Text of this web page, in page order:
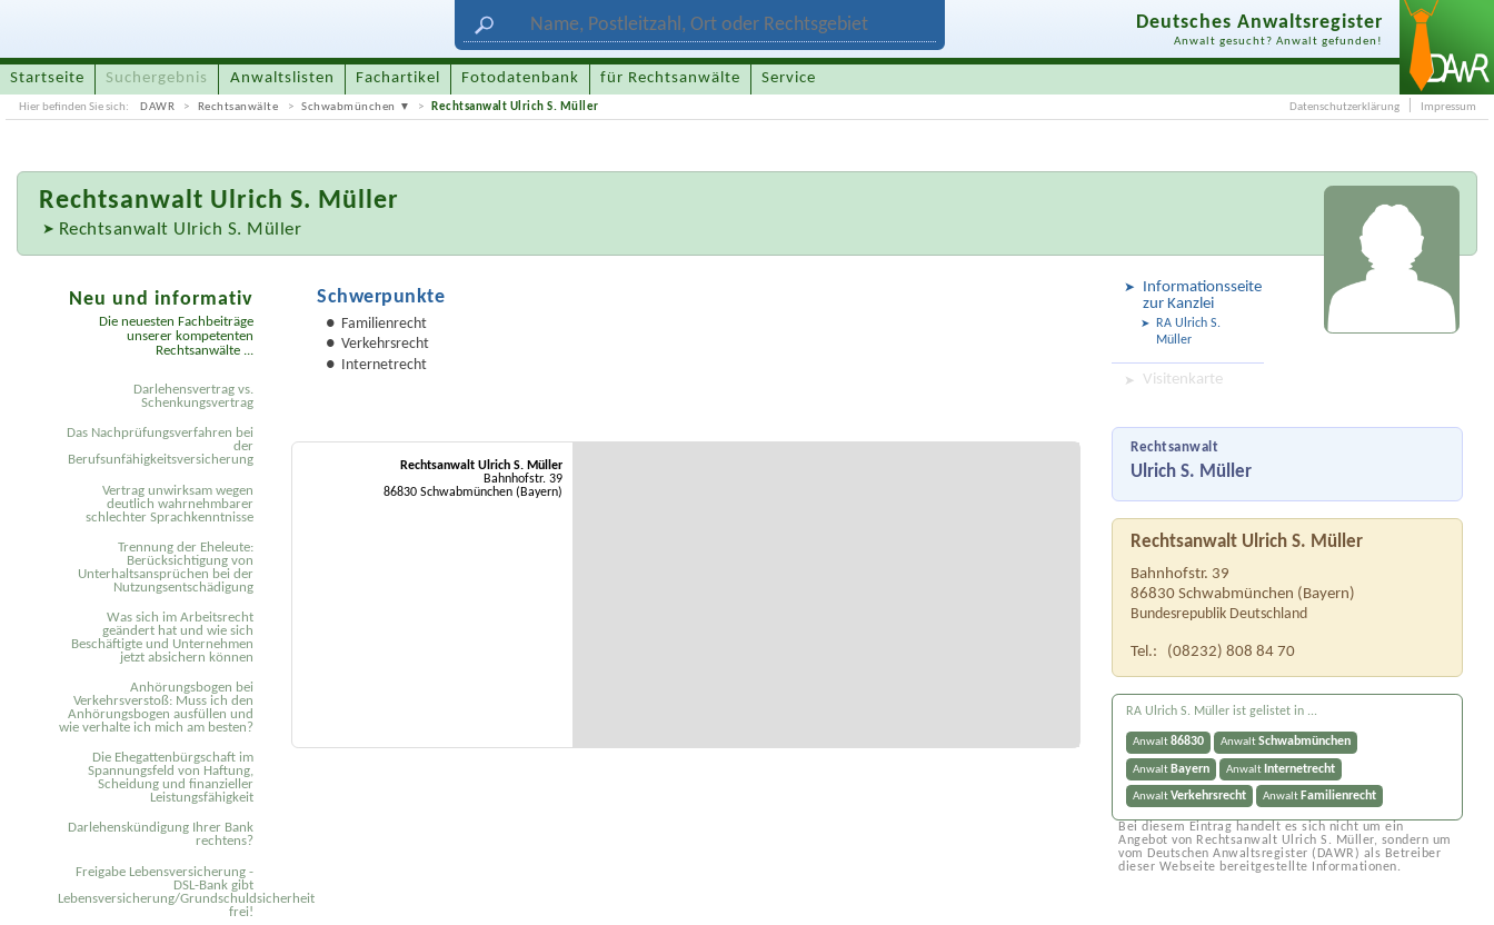
Deutsches Anwaltsregister
Anwalt gesucht? Anwalt gefunden!
Startseite Suchergebnis Anwaltslisten Fachartikel Fotodatenbank für Rechtsanwälte Service
Hier befinden Sie sich: DAWR Rechtsanwälte Schwabmünchen Rechtsanwalt Ulrich S. Müller Datenschutzerklärung Impressum
Rechtsanwalt Ulrich S. Müller
Rechtsanwalt Ulrich S. Müller
Informationsseite
zur Kanzlei
RA Ulrich S.
Müller
Visitenkarte
Rechtsanwalt
Ulrich S. Müller
Rechtsanwalt Ulrich S. Müller
Bahnhofstr. 39
86830 Schwabmünchen (Bayern)
Bundesrepublik Deutschland
Tel.: (08232) 808 84 70
RA Ulrich S. Müller ist gelistet in ...
Anwalt86830 AnwaltSchwabmünchen
Anwalt Bayern Anwalt Internetrecht
AnwaltVerkehrsrecht Anwalt Familienrecht
Bei diesem Eintrag handelt es sich nicht um ein
Angebot von Rechtsanwalt Ulrich S. Müller, sondern um
vom Deutschen Anwaltsregister (DAWR) als Betreiber
dieser Webseite bereitgestellte Informationen.
Schwerpunkte
Familienrecht
Verkehrsrecht
Internetrecht
Rechtsanwalt Ulrich S. Müller
Bahnhofstr. 39
86830 Schwabmünchen (Bayern)
Neu und informativ
Die neuesten Fachbeiträge
unserer kompetenten
Rechtsanwälte ...
Darlehensvertrag vs.
Schenkungsvertrag
Das Nachprüfungsverfahren bei
der
Berufsunfähigkeitsversicherung
Vertrag unwirksam wegen
deutlich wahrnehmbarer
schlechter Sprachkenntnisse
Trennung der Eheleute:
Berücksichtigung von
Unterhaltsansprüchen bei der
Nutzungsentschädigung
Was sich im Arbeitsrecht
geändert hat und wie sich
Beschäftigte und Unternehmen
jetzt absichern können
Anhörungsbogen bei
Verkehrsverstoß: Muss ich den
Anhörungsbogen ausfüllen und
wie verhalte ich mich am besten?
Die Ehegattenbürgschaft im
Spannungsfeld von Haftung,
Scheidung und finanzieller
Leistungsfähigkeit
Darlehenskündigung Ihrer Bank
rechtens?
Freigabe Lebensversicherung -
DSL-Bank gibt
Lebensversicherung/Grundschuldsicherheit
frei!